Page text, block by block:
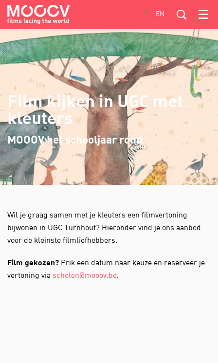
EN Menu
Film kijken in UGC met
kleuters
MOOOV het schooljaar rond
Wil je graag samen met je kleuters een filmvertoning
bijwonen in UGC Turnhout? Hieronder vind je ons aanbod
voor de kleinste filmliefhebbers.
Film gekozen? Prik een datum naar keuze en reserveer je
vertoning via scholen@mooov.be.